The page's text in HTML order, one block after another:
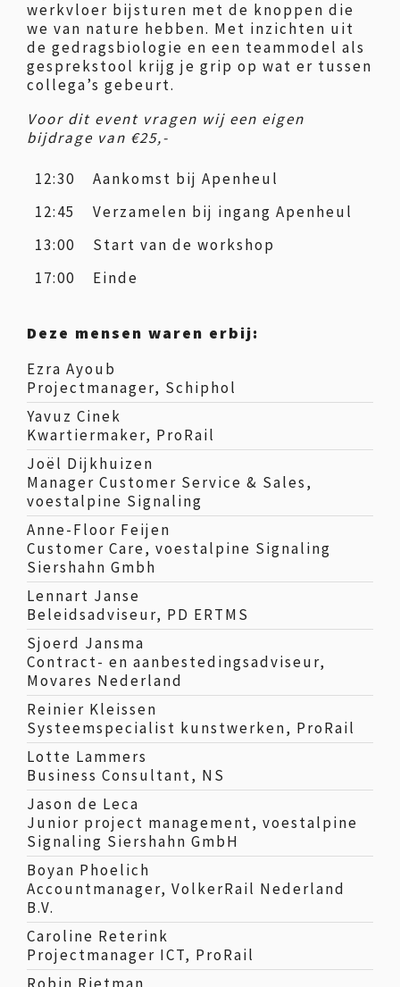
werkvloer bijsturen met de knoppen die
we van nature hebben. Met inzichten uit
de gedragsbiologie en een teammodel als
gesprekstool krijg je grip op wat er tussen
collega’s gebeurt.
Voor dit event vragen wij een eigen
bijdrage van €25,-
12:30
Aankomst bij Apenheul
12:45
Verzamelen bij ingang Apenheul
13:00
Start van de workshop
17:00
Einde
Deze mensen waren erbij:
Ezra Ayoub
Projectmanager, Schiphol
Yavuz Cinek
Kwartiermaker, ProRail
Joël Dijkhuizen
Manager Customer Service & Sales,
voestalpine Signaling
Anne-Floor Feijen
Customer Care, voestalpine Signaling
Siershahn Gmbh
Lennart Janse
Beleidsadviseur, PD ERTMS
Sjoerd Jansma
Contract- en aanbestedingsadviseur,
Movares Nederland
Reinier Kleissen
Systeemspecialist kunstwerken, ProRail
Lotte Lammers
Business Consultant, NS
Jason de Leca
Junior project management, voestalpine
Signaling Siershahn GmbH
Boyan Phoelich
Accountmanager, VolkerRail Nederland
B.V.
Caroline Reterink
Projectmanager ICT, ProRail